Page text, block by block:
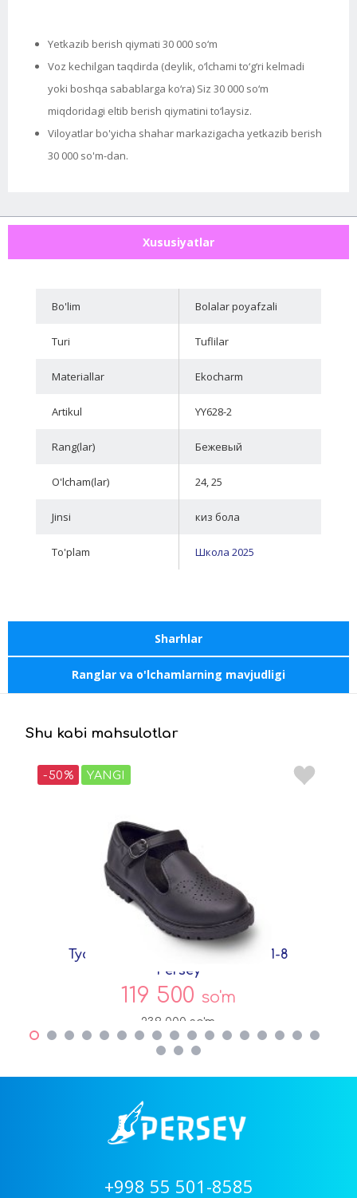
Yetkazib berish qiymati 30 000 so‘m
Voz kechilgan taqdirda (deylik, o‘lchami to‘g‘ri kelmadi
yoki boshqa sabablarga ko‘ra) Siz 30 000 so‘m
miqdoridagi eltib berish qiymatini to‘laysiz.
Viloyatlar bo'yicha shahar markazigacha yetkazib berish
30 000 so'm-dan.
Xususiyatlar
Bo'lim Bolalar poyafzali
Turi Tuflilar
Materiallar Ekocharm
Artikul YY628-2
Rang(lar) Бежевый
O'lcham(lar) 24, 25
Jinsi киз бола
To'plam Школа 2025
Sharhlar
Ranglar va o'lchamlarning mavjudligi
Shu kabi mahsulotlar
-50% YANGI
Туфли Черный Экокожа DF7271-8
Persey
119 500 so'm
239 000 so'm
+998 55 501-8585